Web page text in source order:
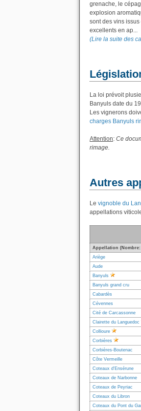
grenache, le
explosion
sont des vins
excellents en ap...
(Lire la suite des
La loi prévoit
Banyuls date du
Les vignerons
charges Banyuls
Attention: Ce
rimage.
Autres
Le vignoble du
appellations
Appellation (Nombre:
Ariège
Aude
Banyuls
Banyuls grand cru
Cabardès
Cévennes
Cité de Carcassonne
Clairette du Languedoc
Collioure
Corbières
Corbières-Boutenac
Côte Vermeille
Coteaux d'Ensérune
Coteaux de Narbonne
Coteaux de Peyriac
Coteaux du Libron
Coteaux du Pont du